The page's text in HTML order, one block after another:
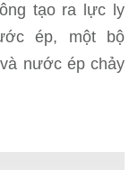
tạo ra lực ly
ép, một bộ
nước ép chảy